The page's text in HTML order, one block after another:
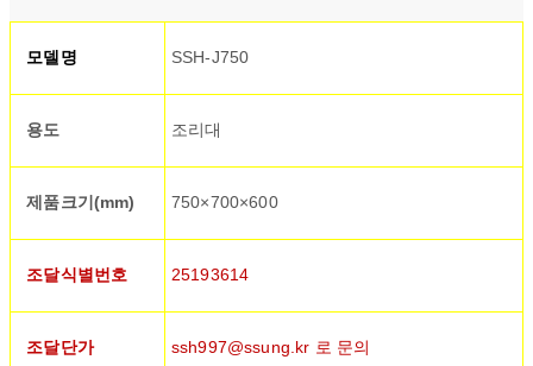
모델명 SSH-J750
용도 조리대
제품크기(mm) 750×700×600
조달식별번호 25193614
조달단가 ssh997@ssung.kr 로 문의